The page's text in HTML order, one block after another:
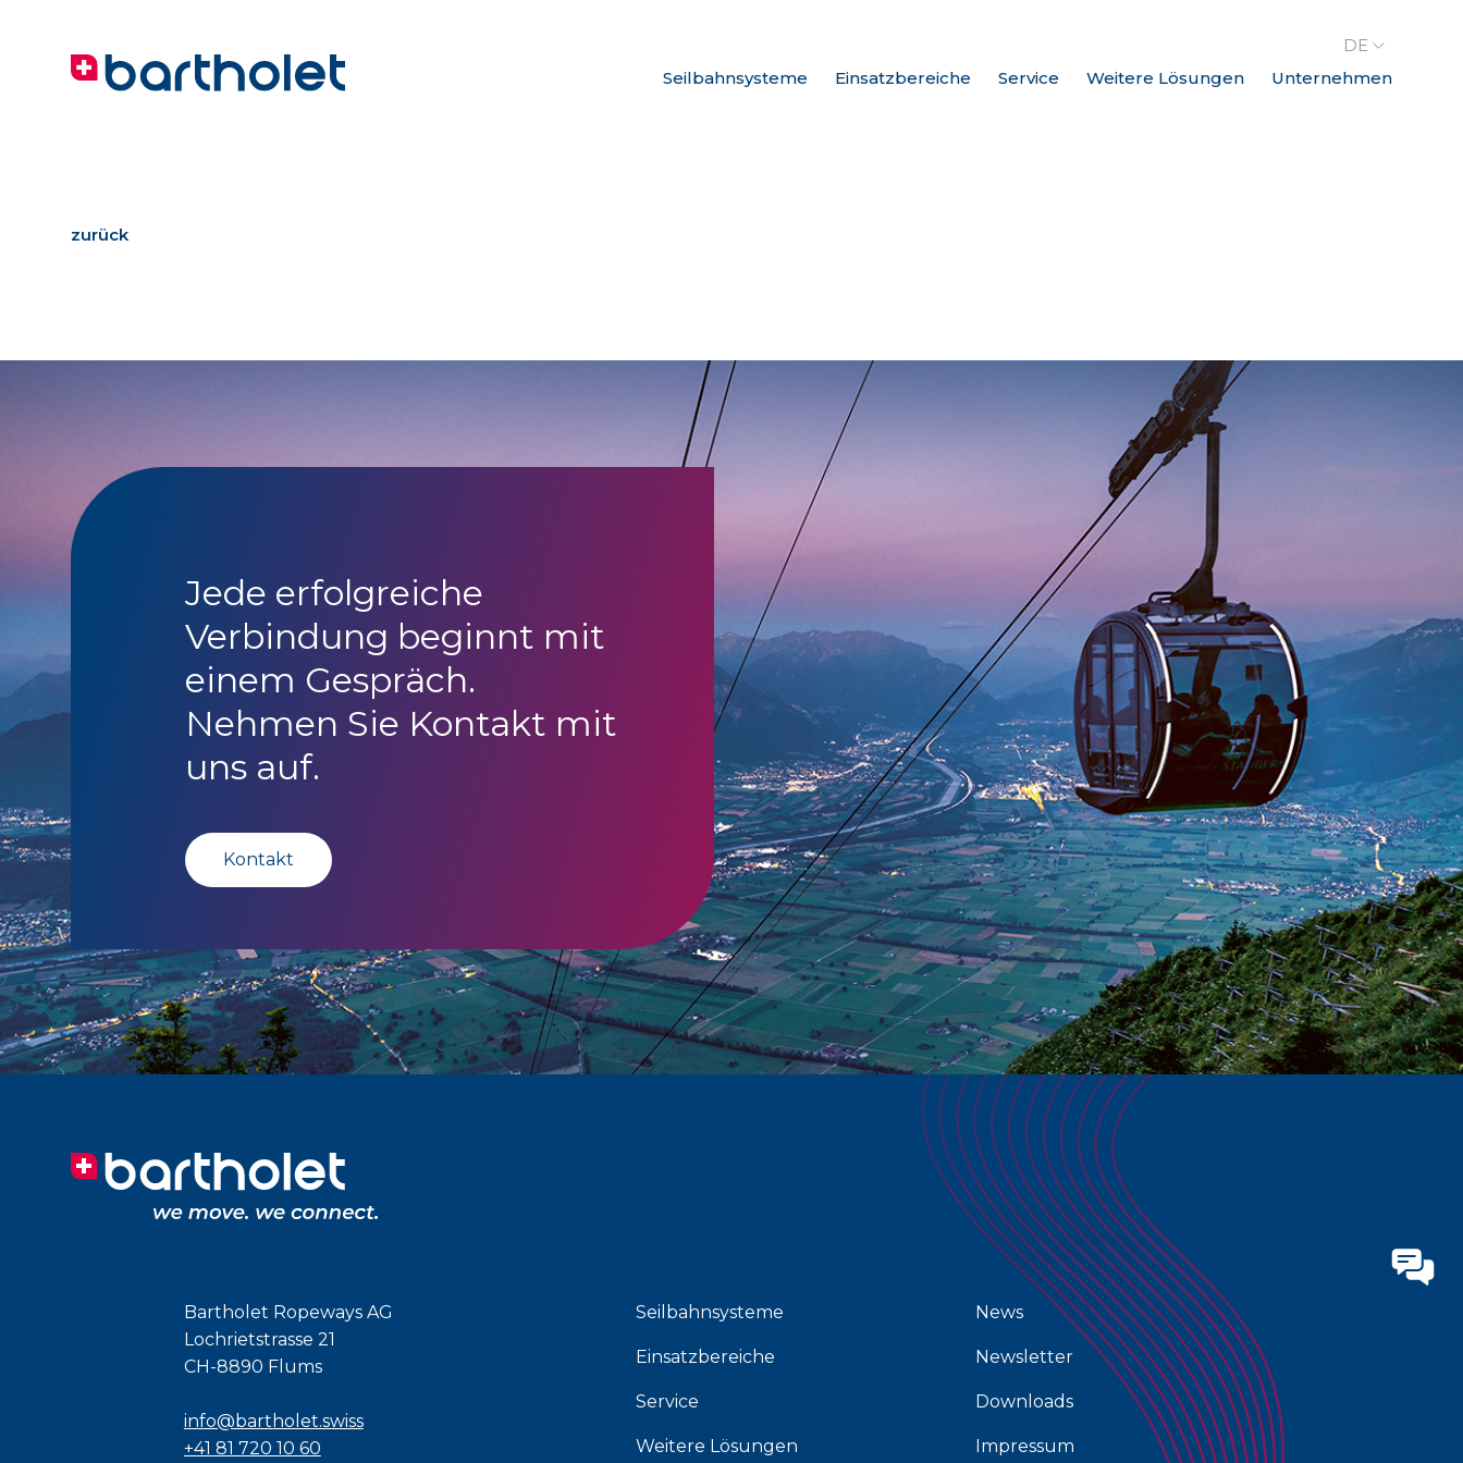
Seilbahnsysteme Einsatzbereiche Service Weitere Lösungen Unternehmen
DE
zurück
Jede erfolgreiche
Verbindung beginnt mit
einem Gespräch.
Nehmen Sie Kontakt mit
uns auf.
Kontakt
Bartholet Ropeways AG
Lochrietstrasse 21
CH-8890 Flums
info@bartholet.swiss
+41 81 720 10 60
Seilbahnsysteme
Einsatzbereiche
Service
Weitere Lösungen
News
Newsletter
Downloads
Impressum